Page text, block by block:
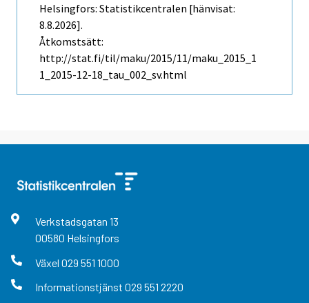
Helsingfors: Statistikcentralen [hänvisat:
8.8.2026].
Åtkomstsätt:
http://stat.fi/til/maku/2015/11/maku_2015_1
1_2015-12-18_tau_002_sv.html
Verkstadsgatan 13
00580 Helsingfors
Växel 029 551 1000
Informationstjänst 029 551 2220